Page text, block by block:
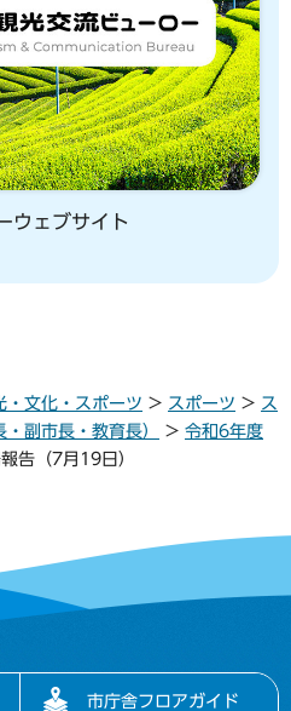
ウェブサイト
・文化・スポーツ > スポーツ > ス
副市長・教育長） > 令和6年度
告（7月19日）
市庁舎フロアガイド